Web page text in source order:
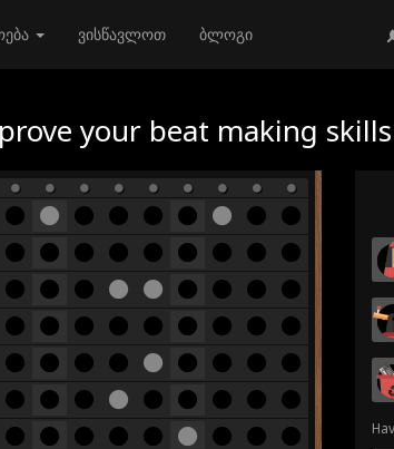
ვისწავლოთ ბლოგი
your beat making skills